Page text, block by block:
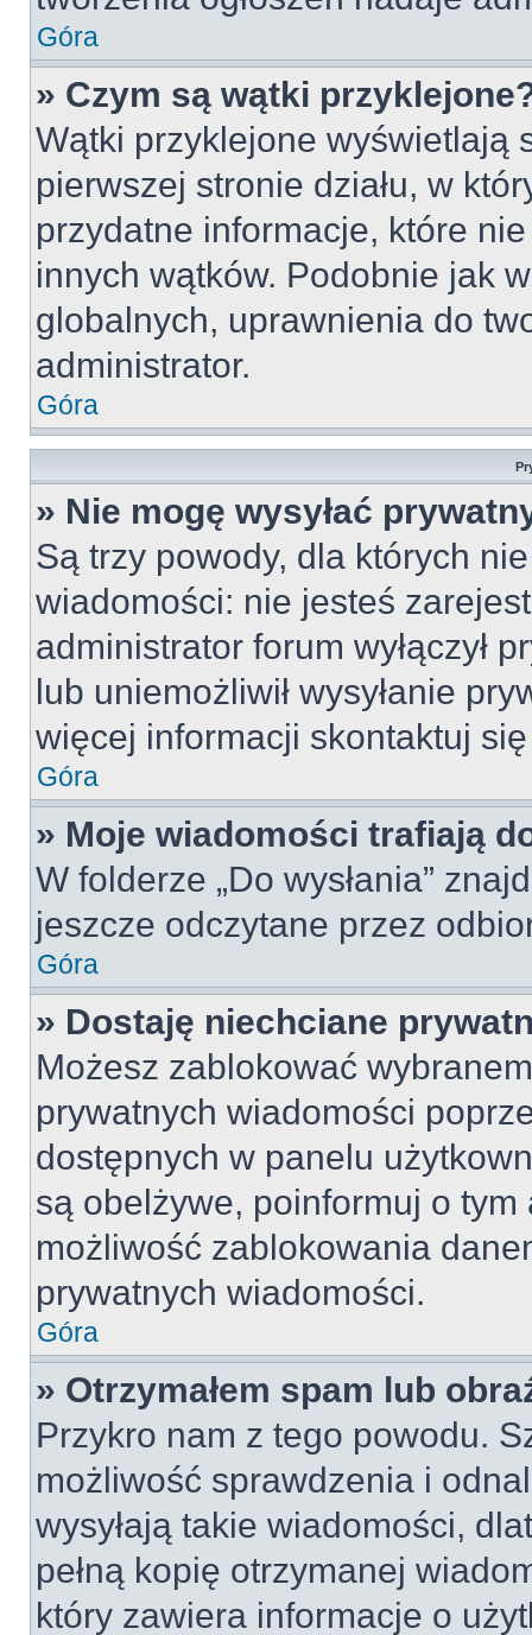
Góra
» Czym są wątki
Wątki przyklejone wyświetlają
pierwszej stronie działu, w
przydatne informacje, które
innych wątków. Podobnie jak
globalnych, uprawnienia do
administrator.
Góra
» Nie mogę wysyłać
Są trzy powody, dla których
wiadomości: nie jesteś
administrator forum wyłączył
lub uniemożliwił wysyłanie
więcej informacji skontaktuj
Góra
» Moje wiadomości trafiają
W folderze „Do wysłania”
jeszcze odczytane przez
Góra
» Dostaję niechciane
Możesz zablokować
prywatnych wiadomości
dostępnych w panelu
są obelżywe, poinformuj o
możliwość zablokowania
prywatnych wiadomości.
Góra
» Otrzymałem spam lub
Przykro nam z tego powodu.
możliwość sprawdzenia i
wysyłają takie wiadomości,
pełną kopię otrzymanej
który zawiera informacje o